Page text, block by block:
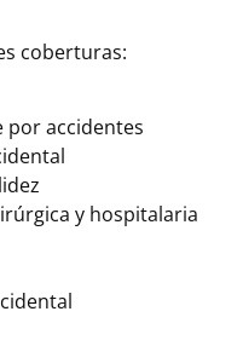
coberturas:
por accidentes
y hospitalaria